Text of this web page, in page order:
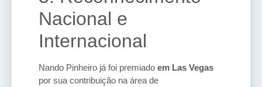
Nacional e
Internacional
Nando Pinheiro já foi premiado em Las Vegas
por sua contribuição na área de